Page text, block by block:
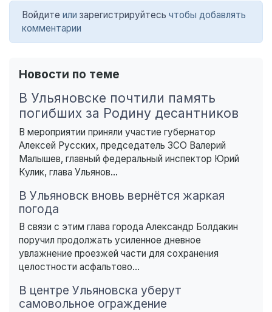
Войдите или зарегистрируйтесь чтобы добавлять
комментарии
Новости по теме
В Ульяновске почтили память
погибших за Родину десантников
В мероприятии приняли участие губернатор
Алексей Русских, председатель ЗСО Валерий
Малышев, главный федеральный инспектор Юрий
Кулик, глава Ульянов...
В Ульяновск вновь вернётся жаркая
погода
В связи с этим глава города Александр Болдакин
поручил продолжать усиленное дневное
увлажнение проезжей части для сохранения
целостности асфальтово...
В центре Ульяновска уберут
самовольное ограждение